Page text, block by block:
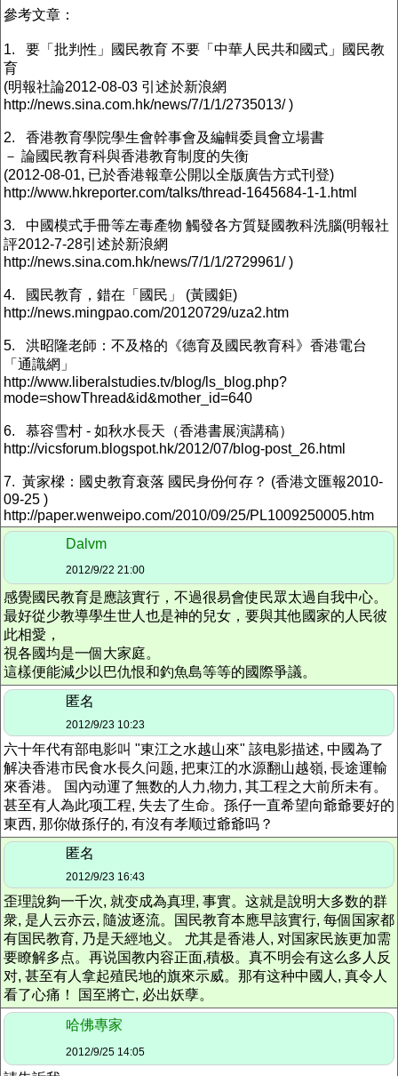
參考文章：
1. 要「批判性」國民教育 不要「中華人民共和國式」國民教
育
(明報社論2012-08-03 引述於新浪網
http://news.sina.com.hk/news/7/1/1/2735013/ )
2. 香港教育學院學生會幹事會及編輯委員會立場書
－ 論國民教育科與香港教育制度的失衡
(2012-08-01, 已於香港報章公開以全版廣告方式刊登)
http://www.hkreporter.com/talks/thread-1645684-1-1.html
3. 中國模式手冊等左毒產物 觸發各方質疑國教科洗腦(明報社
評2012-7-28引述於新浪網
http://news.sina.com.hk/news/7/1/1/2729961/ )
4. 國民教育，錯在「國民」 (黃國鉅)
http://news.mingpao.com/20120729/uza2.htm
5. 洪昭隆老師：不及格的《德育及國民教育科》香港電台
「通識網」
http://​www.liberalstudies.tv/blog/​ls_blog.php?
mode=showThread​&id&mother_id=640
6. 慕容雪村 - 如秋水長天（香港書展演講稿）
http://vicsforum.blogspot.hk/2012/07/blog-post_26.html
7. 黃家樑：國史教育衰落 國民身份何存？ (香港文匯報2010-
09-25 )
http://paper.wenweipo.com/2010/09/25/PL1009250005.htm
Dalvm
2012/9/22 21:00
感覺國民教育是應該實行，不過很易會使民眾太過自我中心。
最好從少教導學生世人也是神的兒女，要與其他國家的人民彼
此相愛，
視各國均是一個大家庭。
這樣便能減少以巴仇恨和釣魚島等等的國際爭議。
匿名
2012/9/23 10:23
六十年代有部电影叫 "東江之水越山來" 該电影描述, 中國為了
解决香港市民食水長久问题, 把東江的水源翻山越嶺, 長途運輸
來香港。 国內动運了無数的人力,物力, 其工程之大前所未有。
甚至有人為此项工程, 失去了生命。孫仔一直希望向爺爺要好的
東西, 那你做孫仔的, 有沒有孝顺过爺爺吗？
匿名
2012/9/23 16:43
歪理說夠一千次, 就变成為真理, 事實。这就是說明大多数的群
衆, 是人云亦云, 隨波逐流。国民教育本應早該實行, 每個国家都
有国民教育, 乃是天經地义。 尤其是香港人, 对国家民族更加需
要瞭解多点。再说国教内容正面,積极。真不明会有这么多人反
对, 甚至有人拿起殖民地的旗來示威。那有这种中國人, 真令人
看了心痛！ 国至將亡, 必出妖孽。
哈佛專家
2012/9/25 14:05